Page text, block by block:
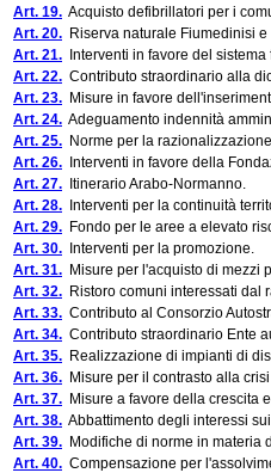
Art. 19. Acquisto defibrillatori per i
Art. 20. Riserva naturale Fiumedinisi
Art. 21. Interventi in favore del
Art. 22. Contributo straordinario alla
Art. 23. Misure in favore
Art. 24. Adeguamento indennità
Art. 25. Norme per la
Art. 26. Interventi in favore della
Art. 27. Itinerario Arabo-Normanno.
Art. 28. Interventi per la continuità
Art. 29. Fondo per le aree a elevato
Art. 30. Interventi per la promozione.
Art. 31. Misure per l'acquisto di mezzi
Art. 32. Ristoro comuni interessati dal
Art. 33. Contributo al Consorzio
Art. 34. Contributo straordinario Ente
Art. 35. Realizzazione di impianti di
Art. 36. Misure per il contrasto alla
Art. 37. Misure a favore della crescita
Art. 38. Abbattimento degli interessi
Art. 39. Modifiche di norme in materia
Art. 40. Compensazione per